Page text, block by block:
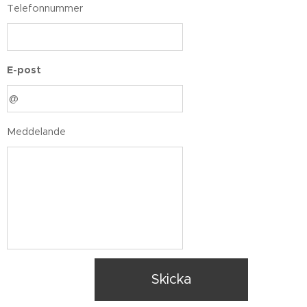
Telefonnummer
E-post
Meddelande
Skicka